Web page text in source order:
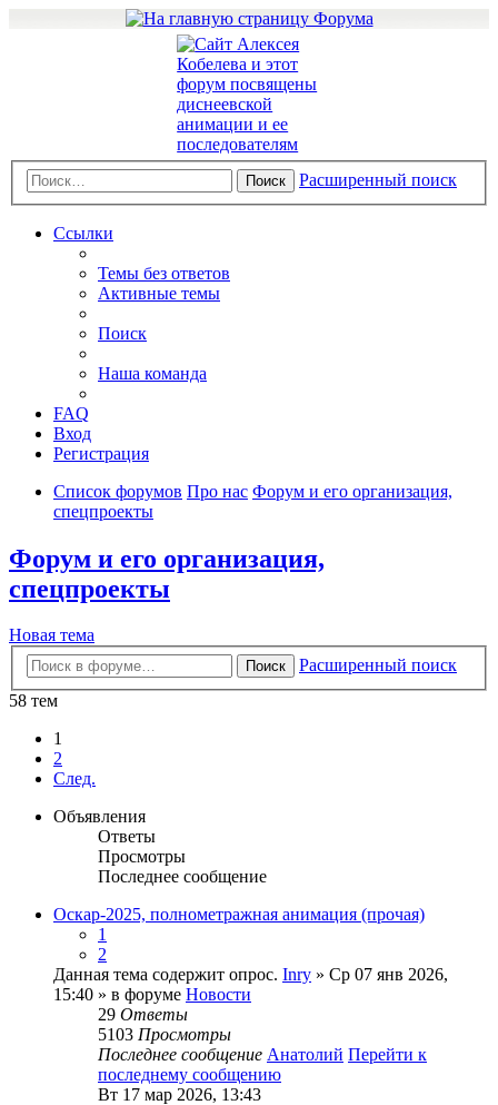
Поиск Расширенный поиск
Ссылки
Темы без ответов
Активные темы
Поиск
Наша команда
FAQ
Вход
Регистрация
Список форумов Про нас Форум и его организация,
спецпроекты
Форум и его организация,
спецпроекты
Новая тема
Поиск
Расширенный поиск
58 тем
1
2
След.
Объявления
Ответы
Просмотры
Последнее сообщение
Оскар-2025, полнометражная анимация (прочая)
1
2
Данная тема содержит опрос. Inry » Ср 07 янв 2026,
15:40 » в форуме Новости
29 Ответы
5103 Просмотры
Последнее сообщение Анатолий Перейти к
последнему сообщению
Вт 17 мар 2026, 13:43